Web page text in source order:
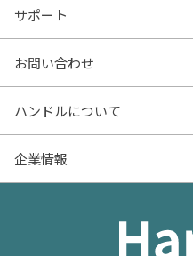
特集から探す
価格更新した物件
物件一覧
AI査定
売却サービス
お役立ち記事（売却）
お役立ち情報TOP
- マンションの基礎知識
- マンション売却
- お金のこと
- 住まいの手引き サイトマップ
サポート
よくあるご質問
お問い合わせ
物件購入のご相談
住み替えのご相談
物件掲載に関するお問い合わせ
ハンドルについて
ハンドルとは
企業情報